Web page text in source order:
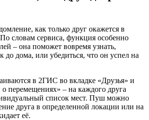
как только друг окажется в
словам сервиса, функция особенно
– она поможет вовремя узнать,
до дома, или убедиться, что он успел на
в 2ГИС во вкладке «Друзья» и
перемещениях» – на каждого друга
список мест. Пуш можно
друга в определенной локации или на
её.